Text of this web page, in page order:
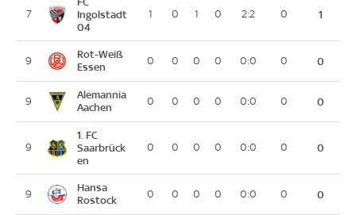
7
Ingolstadt
04
1 0 1 0 2:2 0 1
9
Rot-Weiß
Essen
0 0 0 0 0:0 0 0
9
Alemannia
Aachen
0 0 0 0 0:0 0 0
9
1. FC
Saarbrück
en
0 0 0 0 0:0 0 0
9
Hansa
Rostock
0 0 0 0 0:0 0 0